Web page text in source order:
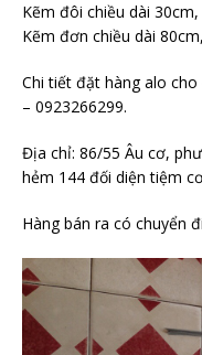
Kẽm đôi chiều dài
Kẽm đơn chiều dài
Chi tiết đặt hàng alo cho
– 0923266299.
Địa chỉ: 86/55 Âu cơ,
hẻm 144 đối diện tiệm
Hàng bán ra có chuyển